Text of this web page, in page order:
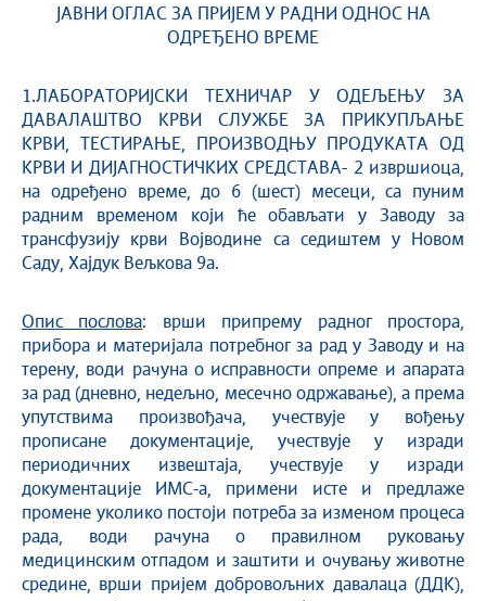
ЈАВНИ ОГЛАС ЗА ПРИЈЕМ У РАДНИ ОДНОС НА
ОДРЕЂЕНО ВРЕМЕ
1.ЛАБОРАТОРИЈСКИ ТЕХНИЧАР У ОДЕЉЕЊУ ЗА
ДАВАЛАШТВО КРВИ СЛУЖБЕ ЗА ПРИКУПЉАЊЕ
КРВИ, ТЕСТИРАЊЕ, ПРОИЗВОДЊУ ПРОДУКАТА ОД
КРВИ И ДИЈАГНОСТИЧКИХ СРЕДСТАВА- 2 извршиоца,
на одређено време, до 6 (шест) месеци, са пуним
радним временом који ће обављати у Заводу за
трансфузију крви Војводине са седиштем у Новом
Саду, Хајдук Вељкова 9а.
Опис послова: врши припрему радног простора,
прибора и материјала потребног за рад у Заводу и на
терену, води рачуна о исправности опреме и апарата
за рад (дневно, недељно, месечно одржавање), а према
упутствима произвођача, учествује у вођењу
прописане документације, учествује у изради
периодичних извештаја, учествује у изради
документације ИМС-а, примени исте и предлаже
промене уколико постоји потреба за изменом процеса
рада, води рачуна о правилном руковању
медицинским отпадом и заштити и очувању животне
средине, врши пријем добровољних давалаца (ДДК),